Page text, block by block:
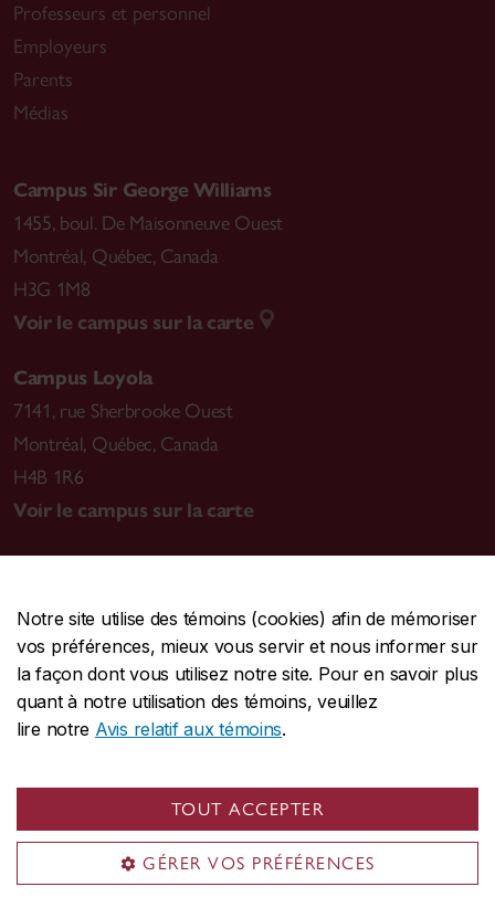
Notre site utilise des témoins (cookies) afin de mémoriser
vos préférences, mieux vous servir et nous informer sur
la façon dont vous utilisez notre site. Pour en savoir plus
quant à notre utilisation des témoins, veuillez
lire notre Avis relatif aux témoins.
TOUT ACCEPTER
GÉRER VOS PRÉFÉRENCES
Professeurs et personnel
Employeurs
Parents
Médias
Campus Sir George Williams
1455, boul. De Maisonneuve Ouest
Montréal, Québec, Canada
H3G 1M8
Voir le campus sur la carte
Campus Loyola
7141, rue Sherbrooke Ouest
Montréal, Québec, Canada
H4B 1R6
Voir le campus sur la carte
CENTRALE514-848-2424
URGENCE514-848-3717
Protection et prévention | Accessibilité | Confidentialité
Conditions d'utilisation |
© Université Concordia. Montréal, QC, Canada